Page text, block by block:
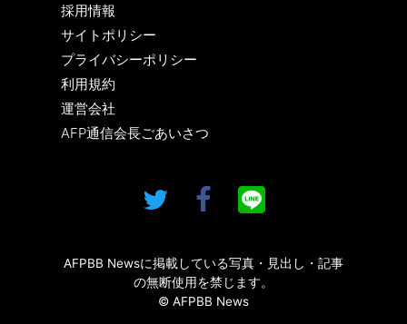
採用情報
サイトポリシー
プライバシーポリシー
利用規約
運営会社
AFP通信会長ごあいさつ
AFPBB Newsに掲載している写真・見出し・記事
の無断使用を禁じます。
© AFPBB News